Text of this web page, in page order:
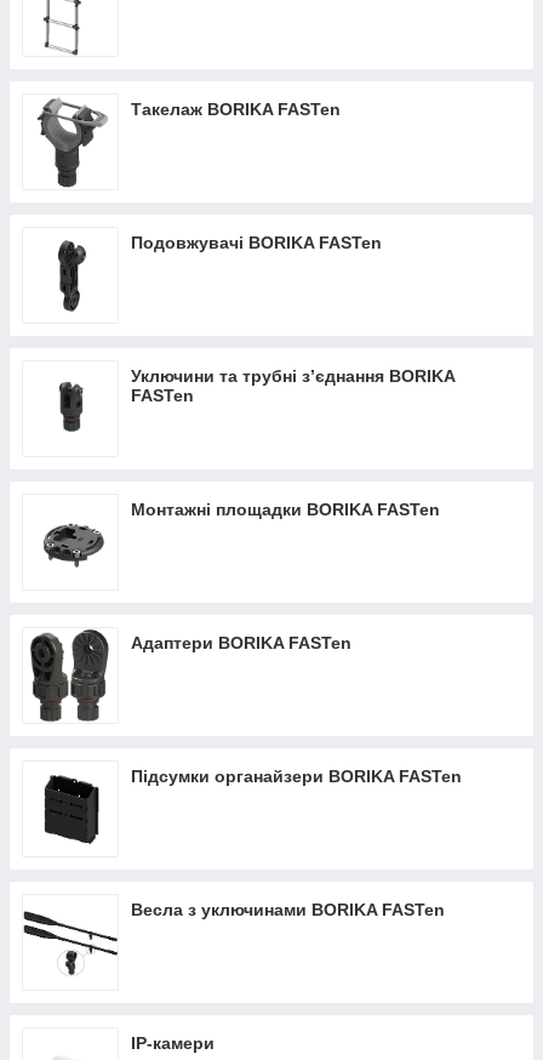
Такелаж BORIKA FASTen
Подовжувачі BORIKA FASTen
Уключини та трубні з’єднання BORIKA
FASTen
Монтажні площадки BORIKA FASTen
Адаптери BORIKA FASTen
Підсумки органайзери BORIKA FASTen
Весла з уключинами BORIKA FASTen
IP-камери